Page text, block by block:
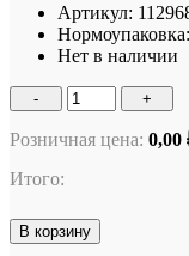
Артикул:
Нормоупаковка:
Нет в наличии
- +
Розничная цена: 0,00
Итого:
В корзину